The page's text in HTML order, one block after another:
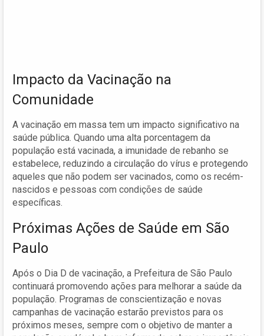
Impacto da Vacinação na
Comunidade
A vacinação em massa tem um impacto significativo na
saúde pública. Quando uma alta porcentagem da
população está vacinada, a imunidade de rebanho se
estabelece, reduzindo a circulação do vírus e protegendo
aqueles que não podem ser vacinados, como os recém-
nascidos e pessoas com condições de saúde
específicas.
Próximas Ações de Saúde em São
Paulo
Após o Dia D de vacinação, a Prefeitura de São Paulo
continuará promovendo ações para melhorar a saúde da
população. Programas de conscientização e novas
campanhas de vacinação estarão previstos para os
próximos meses, sempre com o objetivo de manter a